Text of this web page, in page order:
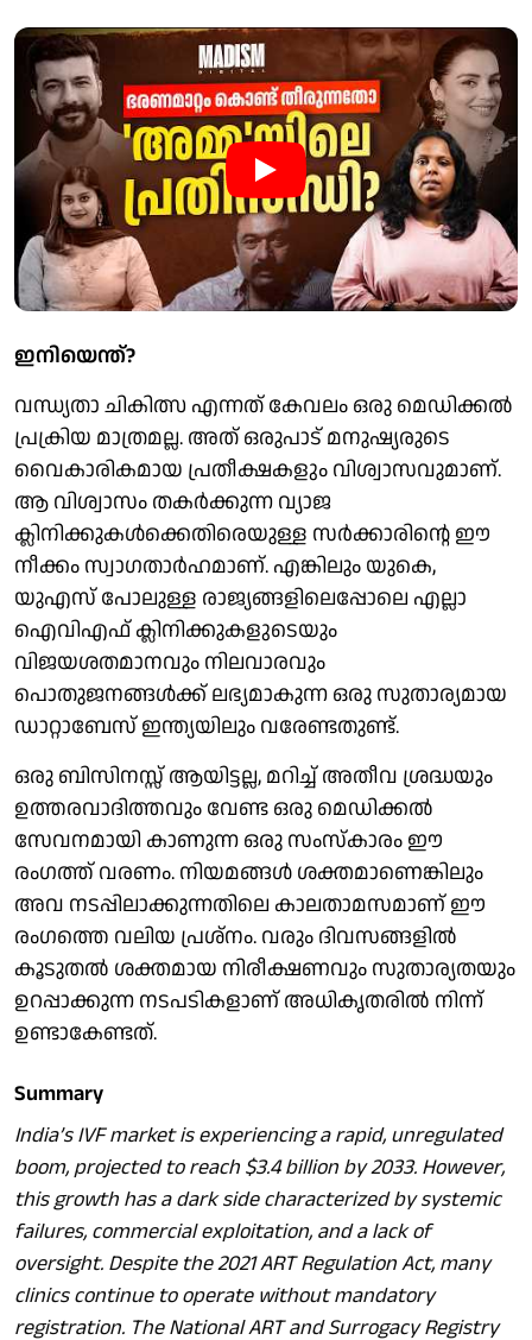
ഇനിയെന്ത്?
വന്ധ്യതാ ചികിത്സ എന്നത് കേവലം ഒരു മെഡിക്കൽ
പ്രക്രിയ മാത്രമല്ല. അത് ഒരുപാട് മനുഷ്യരുടെ
വൈകാരികമായ പ്രതീക്ഷകളും വിശ്വാസവുമാണ്.
ആ വിശ്വാസം തകർക്കുന്ന വ്യാജ
ക്ലിനിക്കുകൾക്കെതിരെയുള്ള സർക്കാരിന്റെ ഈ
നീക്കം സ്വാഗതാർഹമാണ്. എങ്കിലും യുകെ,
യുഎസ് പോലുള്ള രാജ്യങ്ങളിലെപ്പോലെ എല്ലാ
ഐവിഎഫ് ക്ലിനിക്കുകളുടെയും
വിജയശതമാനവും നിലവാരവും
പൊതുജനങ്ങൾക്ക് ലഭ്യമാകുന്ന ഒരു സുതാര്യമായ
ഡാറ്റാബേസ് ഇന്ത്യയിലും വരേണ്ടതുണ്ട്.
ഒരു ബിസിനസ്സ് ആയിട്ടല്ല, മറിച്ച് അതീവ ശ്രദ്ധയും
ഉത്തരവാദിത്തവും വേണ്ട ഒരു മെഡിക്കൽ
സേവനമായി കാണുന്ന ഒരു സംസ്കാരം ഈ
രംഗത്ത് വരണം. നിയമങ്ങൾ ശക്തമാണെങ്കിലും
അവ നടപ്പിലാക്കുന്നതിലെ കാലതാമസമാണ് ഈ
രംഗത്തെ വലിയ പ്രശ്നം. വരും ദിവസങ്ങളിൽ
കൂടുതൽ ശക്തമായ നിരീക്ഷണവും സുതാര്യതയും
ഉറപ്പാക്കുന്ന നടപടികളാണ് അധികൃതരിൽ നിന്ന്
ഉണ്ടാകേണ്ടത്.
Summary
India’s IVF market is experiencing a rapid, unregulated
boom, projected to reach $3.4 billion by 2033. However,
this growth has a dark side characterized by systemic
failures, commercial exploitation, and a lack of
oversight. Despite the 2021 ART Regulation Act, many
clinics continue to operate without mandatory
registration. The National ART and Surrogacy Registry